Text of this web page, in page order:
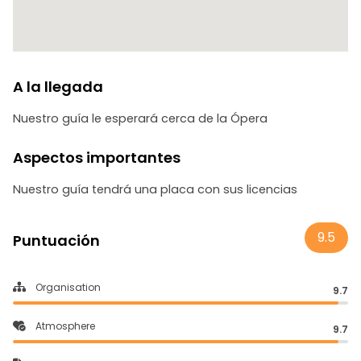
A la llegada
Nuestro guía le esperará cerca de la Ópera
Aspectos importantes
Nuestro guía tendrá una placa con sus licencias
Puntuación 9.5
Organisation 9.7
Atmosphere 9.7